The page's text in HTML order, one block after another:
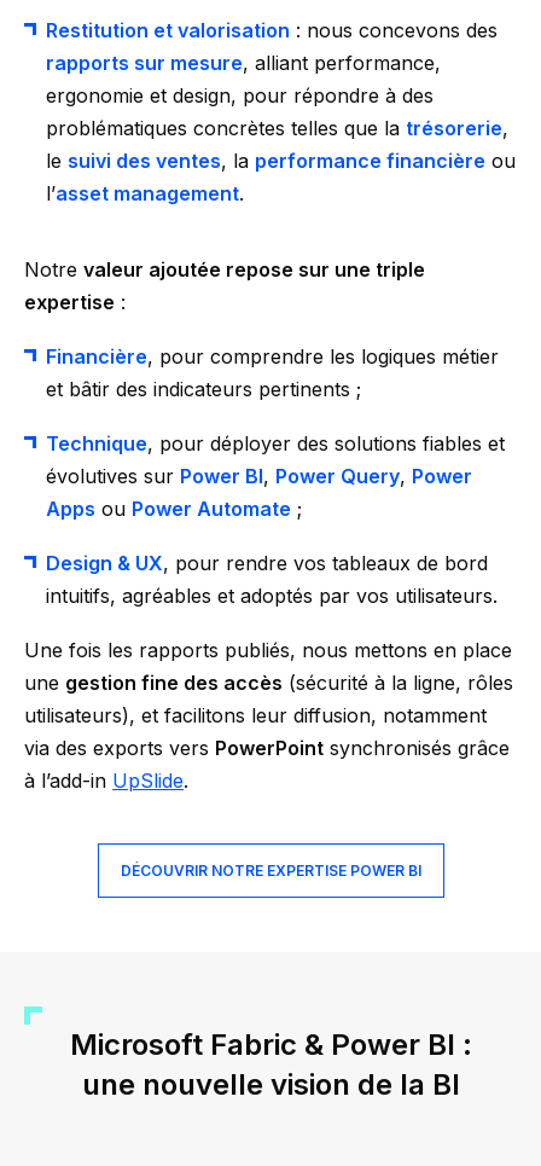
Restitution et valorisation : nous concevons des
rapports sur mesure, alliant performance,
ergonomie et design, pour répondre à des
problématiques concrètes telles que la trésorerie,
le suivi des ventes, la performance financière ou
l’asset management.
Notre valeur ajoutée repose sur une triple
expertise :
Financière, pour comprendre les logiques métier
et bâtir des indicateurs pertinents ;
Technique, pour déployer des solutions fiables et
évolutives sur Power BI, Power Query, Power
Apps ou Power Automate ;
Design & UX, pour rendre vos tableaux de bord
intuitifs, agréables et adoptés par vos utilisateurs.
Une fois les rapports publiés, nous mettons en place
une gestion fine des accès (sécurité à la ligne, rôles
utilisateurs), et facilitons leur diffusion, notamment
via des exports vers PowerPoint synchronisés grâce
à l’add-in UpSlide.
DÉCOUVRIR NOTRE EXPERTISE POWER BI
Microsoft Fabric & Power BI :
une nouvelle vision de la BI